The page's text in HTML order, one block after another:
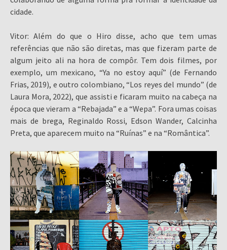
cidade.
Vitor: Além do que o Hiro disse, acho que tem umas
referências que não são diretas, mas que fizeram parte de
algum jeito ali na hora de compôr. Tem dois filmes, por
exemplo, um mexicano, “Ya no estoy aquí” (de Fernando
Frias, 2019), e outro colombiano, “Los reyes del mundo” (de
Laura Mora, 2022), que assisti e ficaram muito na cabeça na
época que vieram a “Rebajada” e a “Wepa”. Fora umas coisas
mais de brega, Reginaldo Rossi, Edson Wander, Calcinha
Preta, que aparecem muito na “Ruínas” e na “Romântica”.